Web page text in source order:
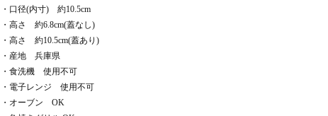
・口径(内寸) 約10.5cm
・高さ 約6.8cm(蓋なし)
・高さ 約10.5cm(蓋あり)
・産地 兵庫県
・食洗機 使用不可
・電子レンジ 使用不可
・オーブン OK